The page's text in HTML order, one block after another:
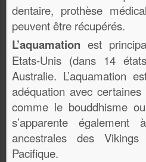
dentaire, prothèse
peuvent être récupérés.
L’aquamation est
Etats-Unis (dans 14
Australie. L’aquamation
adéquation avec
comme le bouddhisme
s’apparente également
ancestrales des
Pacifique.